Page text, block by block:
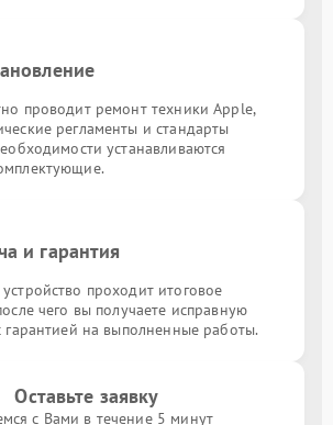
проводит ремонт техники Apple,
регламенты и стандарты
устанавливаются
и гарантия
проходит итоговое
чего вы получаете исправную
гарантией на выполненные работы.
Оставьте заявку
с Вами в течение 5 минут